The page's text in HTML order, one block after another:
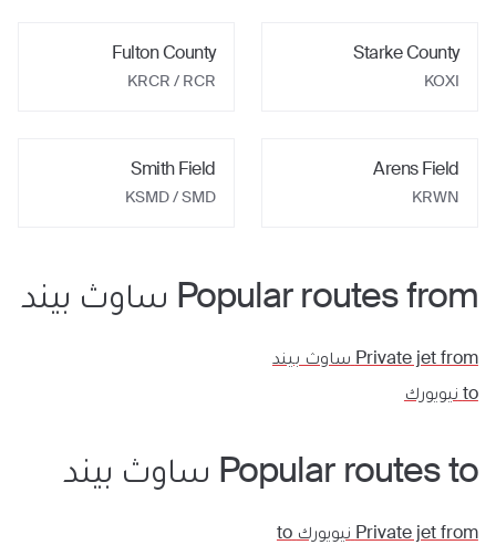
Starke County
KOXI
Fulton County
KRCR / RCR
Arens Field
KRWN
Smith Field
KSMD / SMD
Popular routes from ساوث بيند
Private jet from ساوث بيند
to نيويورك
Popular routes to ساوث بيند
Private jet from نيويورك to